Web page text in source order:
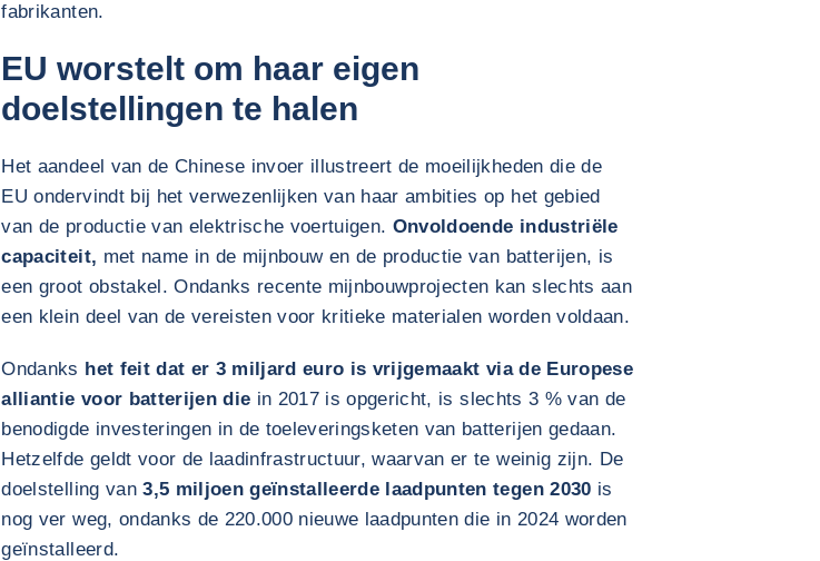
fabrikanten.
EU worstelt om haar eigen
doelstellingen te halen
Het aandeel van de Chinese invoer illustreert de moeilijkheden die de
EU ondervindt bij het verwezenlijken van haar ambities op het gebied
van de productie van elektrische voertuigen. Onvoldoende industriële
capaciteit, met name in de mijnbouw en de productie van batterijen, is
een groot obstakel. Ondanks recente mijnbouwprojecten kan slechts aan
een klein deel van de vereisten voor kritieke materialen worden voldaan.
Ondanks het feit dat er 3 miljard euro is vrijgemaakt via de Europese
alliantie voor batterijen die in 2017 is opgericht, is slechts 3 % van de
benodigde investeringen in de toeleveringsketen van batterijen gedaan.
Hetzelfde geldt voor de laadinfrastructuur, waarvan er te weinig zijn. De
doelstelling van3,5 miljoen geïnstalleerde laadpunten tegen 2030 is
nog ver weg, ondanks de 220.000 nieuwe laadpunten die in 2024 worden
geïnstalleerd.